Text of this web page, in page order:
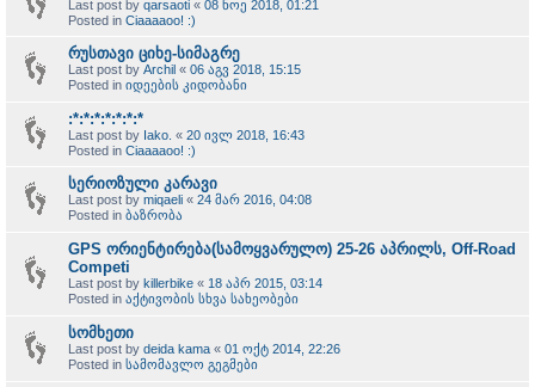
Last post by qarsaoti « 08 ნოე 2018, 01:21
Posted in Ciaaaaoo! :)
რუსთავი ციხე-სიმაგრე
Last post by Archil « 06 აგვ 2018, 15:15
Posted in იდეების კიდობანი
:*:*:*:*:*:*:*
Last post by Iako. « 20 ივლ 2018, 16:43
Posted in Ciaaaaoo! :)
სერიოზული კარავი
Last post by miqaeli « 24 მარ 2016, 04:08
Posted in ბაზრობა
GPS ორიენტირება(სამოყვარულო) 25-26 აპრილს, Off-Road
Competi
Last post by killerbike « 18 აპრ 2015, 03:14
Posted in აქტივობის სხვა სახეობები
სომხეთი
Last post by deida kama « 01 ოქტ 2014, 22:26
Posted in სამომავლო გეგმები